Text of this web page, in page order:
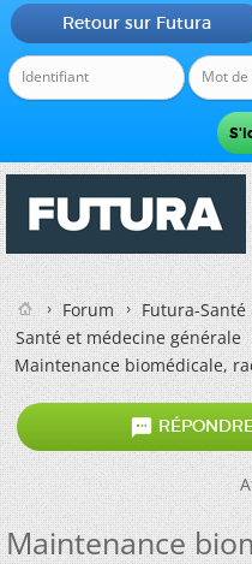
Retour sur Futura
Forum
Futura-
Santé et médecine générale
Maintenance biomédicale,

Maintenance